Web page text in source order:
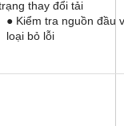
thay đổi tải
● Kiểm tra nguồn đầu
loại bỏ lỗi